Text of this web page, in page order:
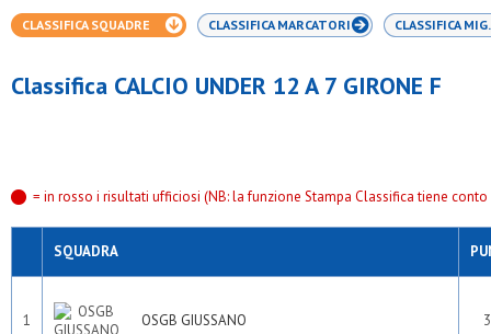
CLASSIFICA SQUADRE CLASSIFICA MARCATORI CLASSIFICA
Classifica CALCIO UNDER 12 A 7 GIRONE F
= in rosso i risultati ufficiosi (NB: la funzione Stampa Classifica tiene
SQUADRA
1 OSGB GIUSSANO